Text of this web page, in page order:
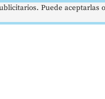
Puede aceptarlas